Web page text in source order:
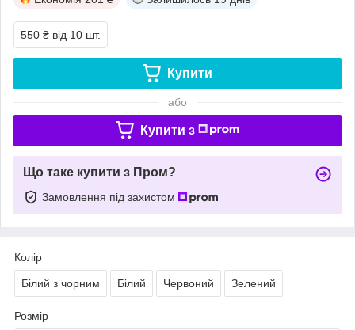
550 ₴ від 10 шт.
Купити
або
Купити з
Що таке купити з Пром?
Замовлення під захистом
Колір
Білий з чорним Білий Червоний Зелений
Розмір